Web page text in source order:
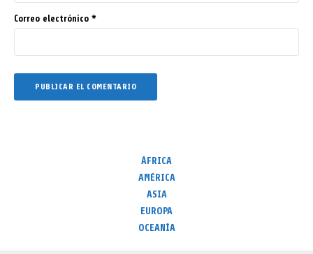
Correo electrónico *
ÁFRICA
AMÉRICA
ASIA
EUROPA
OCEANÍA